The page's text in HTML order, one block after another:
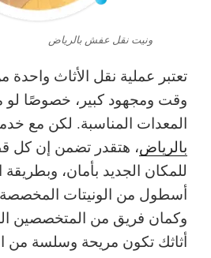
ونيت نقل عفش بالرياض
تعتبر عملية نقل الأثاث واحدة
وقت ومجهود كبير، خصوصًا لو
المعدات المناسبة. لكن مع
بالرياض، هتقدر تضمن إن كل
للمكان الجديد بأمان، وبطريقة
أسطول من الونيتات
وكمان فريق من المتخصصين
أثاثك تكون مريحة وسلسة من